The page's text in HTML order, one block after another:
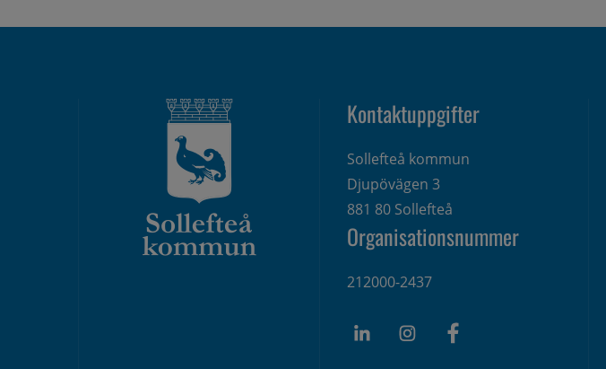
Kontaktuppgifter
Sollefteå kommun
Djupövägen 3
881 80 Sollefteå
Organisationsnummer
212000-2437